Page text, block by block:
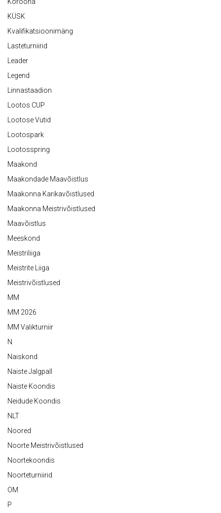
KÜSK
Kvalifikatsioonimäng
Lasteturniirid
Leader
Legend
Linnastaadion
Lootos CUP
Lootose Vutid
Lootospark
Lootosspring
Maakond
Maakondade Maavõistlus
Maakonna Karikavõistlused
Maakonna Meistrivõistlused
Maavõistlus
Meeskond
Meistriliiga
Meistrite Liiga
Meistrivõistlused
MM
MM 2026
MM Valikturniir
N
Naiskond
Naiste Jalgpall
Naiste Koondis
Neidude Koondis
NLT
Noored
Noorte Meistrivõistlused
Noortekoondis
Noorteturniirid
OM
P